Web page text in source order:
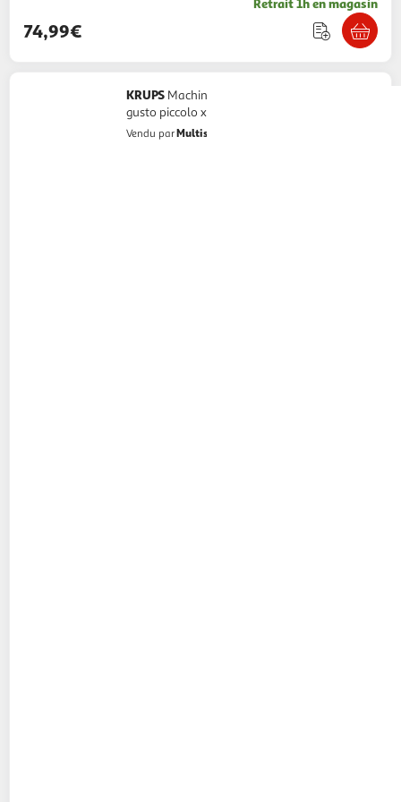
Retrait 1h en magasin
74,99€
KRUPS
gusto piccolo xs kp1a3510 rouge
Vendu parMultishop